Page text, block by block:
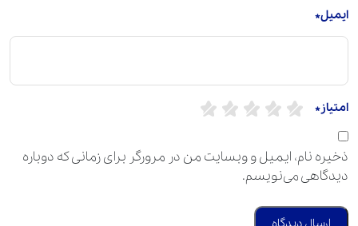
ایمیل*
امتیاز*
ذخیره نام، ایمیل و وبسایت من در مرورگر برای زمانی که دوباره
دیدگاهی می‌نویسم.